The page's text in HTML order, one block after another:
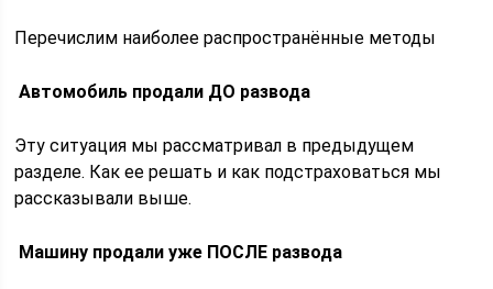
Перечислим наиболее распространённые методы
Автомобиль продали ДО развода
Эту ситуация мы рассматривал в предыдущем
разделе. Как ее решать и как подстраховаться мы
рассказывали выше.
Машину продали уже ПОСЛЕ развода